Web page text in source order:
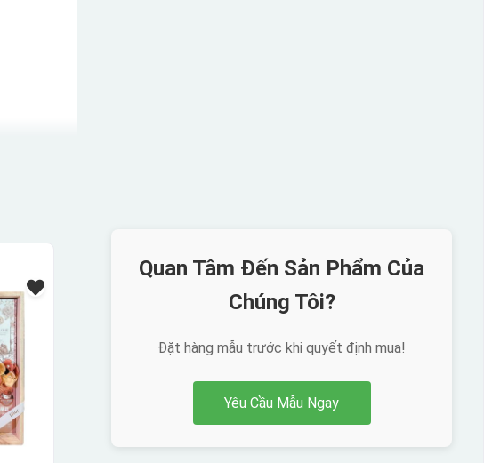
Quan Tâm Đến Sản Phẩm Của
Chúng Tôi?
Đặt hàng mẫu trước khi quyết định mua!
Yêu Cầu Mẫu Ngay